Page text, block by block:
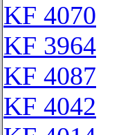
KF 4070
KF 3964
KF 4087
KF 4042